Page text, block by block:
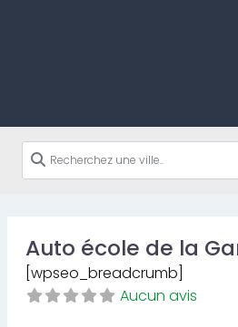
Auto école de la
[wpseo_breadcrumb]
Aucun avis